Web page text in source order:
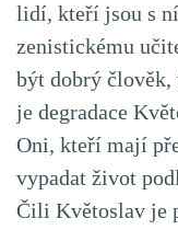
lidí, kteří jsou s
zenistickému
být dobrý
je degradace
Oni, kteří mají
vypadat život
Čili Květoslav je